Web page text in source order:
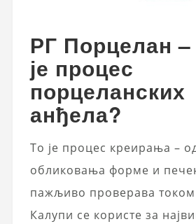
РГ Порцелан –
је процес
порцеланских
анђела?
То је процес креирања –
обликовања форме и
пажљиво проверава
Калупи се користе за